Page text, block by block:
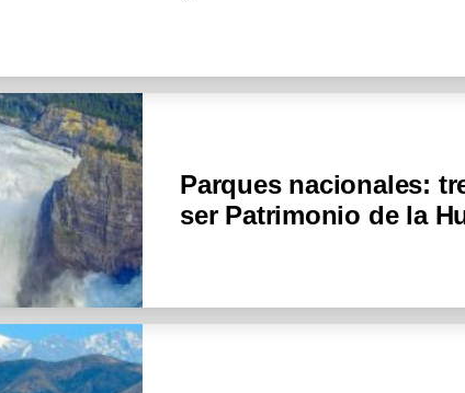
Parques nacionales:
ser Patrimonio de la